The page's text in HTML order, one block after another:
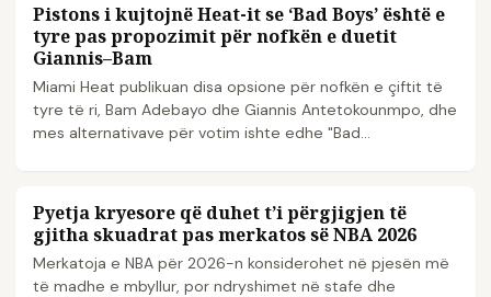
NBA
Pistons i kujtojnë Heat-it se ‘Bad Boys’ është e
tyre pas propozimit për nofkën e duetit
Giannis–Bam
Miami Heat publikuan disa opsione për nofkën e çiftit të
tyre të ri, Bam Adebayo dhe Giannis Antetokounmpo, dhe
mes alternativave për votim ishte edhe "Bad...
NBA
Pyetja kryesore që duhet t’i përgjigjen të
gjitha skuadrat pas merkatos së NBA 2026
Merkatoja e NBA për 2026-n konsiderohet në pjesën më
të madhe e mbyllur, por ndryshimet në stafe dhe